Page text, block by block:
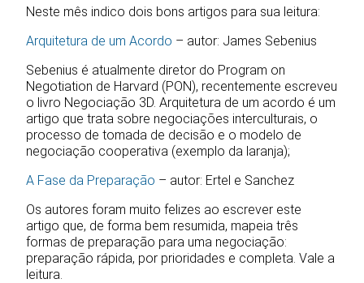
Neste mês indico dois bons artigos para sua leitura:
Arquitetura de um Acordo – autor: James Sebenius
Sebenius é atualmente diretor do Program on
Negotiation de Harvard (PON), recentemente escreveu
o livro Negociação 3D. Arquitetura de um acordo é um
artigo que trata sobre negociações interculturais, o
processo de tomada de decisão e o modelo de
negociação cooperativa (exemplo da laranja);
A Fase da Preparação – autor: Ertel e Sanchez
Os autores foram muito felizes ao escrever este
artigo que, de forma bem resumida, mapeia três
formas de preparação para uma negociação:
preparação rápida, por prioridades e completa. Vale a
leitura.